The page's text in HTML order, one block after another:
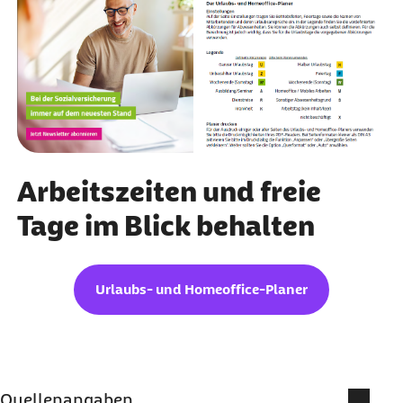
Arbeitszeiten und freie
Tage im Blick behalten
Urlaubs- und Homeoffice-Planer